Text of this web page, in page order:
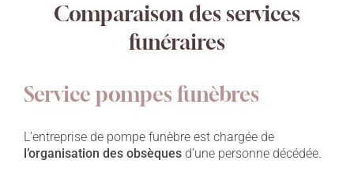
Comparaison des services
funéraires
Service pompes funèbres
L’entreprise de pompe funèbre est chargée de
l’organisation des obsèques d’une personne décédée.